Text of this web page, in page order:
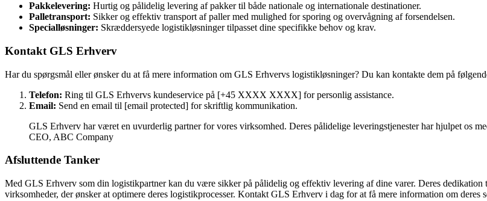
Pakkelevering: Hurtig og pålidelig levering af pakker til både nationale og internationale destinationer.
Palletransport: Sikker og effektiv transport af paller med mulighed for sporing og overvågning af forsendelsen.
Specialløsninger: Skræddersyede logistikløsninger tilpasset dine specifikke behov og krav.
Kontakt GLS Erhverv
Har du spørgsmål eller ønsker du at få mere information om GLS Erhvervs logistikløsninger? Du kan kontakte dem på
Telefon: Ring til GLS Erhvervs kundeservice på [+45 XXXX XXXX] for personlig assistance.
Email: Send en email til [email protected] for skriftlig kommunikation.
GLS Erhverv har været en uvurderlig partner for vores virksomhed. Deres pålidelige leveringstjenester har hjulpet os
CEO, ABC Company
Afsluttende Tanker
Med GLS Erhverv som din logistikpartner kan du være sikker på pålidelig og effektiv levering af dine varer. Deres
virksomheder, der ønsker at optimere deres logistikprocesser. Kontakt GLS Erhverv i dag for at få mere information om deres